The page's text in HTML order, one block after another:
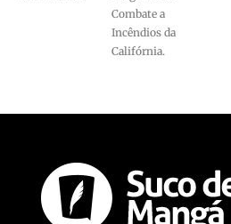
Combate a
Incêndios da
Califórnia.